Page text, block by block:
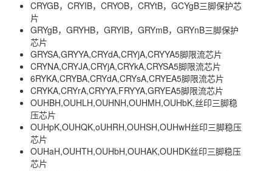
CRYGB，CRYIB，CRYOB，CRYtB，GCYgB三脚保护芯
片
GRYgB，GRYHB，GRYIB，GRYmB，GRYnB三脚保护
芯片
GRYSA,GRYYA,CRYdA,CRYjA,CRYYA5脚限流芯片
CRYNA,CRYJA,CRYjA,CRYkA,CRYSA5脚限流芯片
6RYKA,CRYBA,CRYdA,CRYsA,CRYEA5脚限流芯片
CRYKA,CRYrA,CRYYA,FRYYA,GRYEA5脚限流芯片
OUHBH,OUHLH,OUHNH,OUHMH,OUHbK,丝印三脚稳
压芯片
OUHpK,OUHQK,oUHRH,OUHSH,OUHwH丝印三脚稳压
芯片
OUHaH,OUHTH,OUHbH,OUHAK,OUHDK丝印三脚稳压
芯片